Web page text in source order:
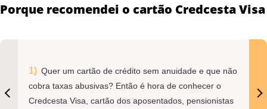
Porque recomendei o cartão Credcesta Visa
Quer um cartão de crédito sem anuidade e que não
cobra taxas abusivas? Então é hora de conhecer o
Credcesta Visa, cartão dos aposentados, pensionistas